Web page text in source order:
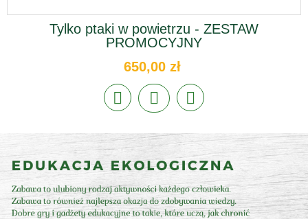
Tylko ptaki w powietrzu - ZESTAW
PROMOCYJNY
650,00 zł